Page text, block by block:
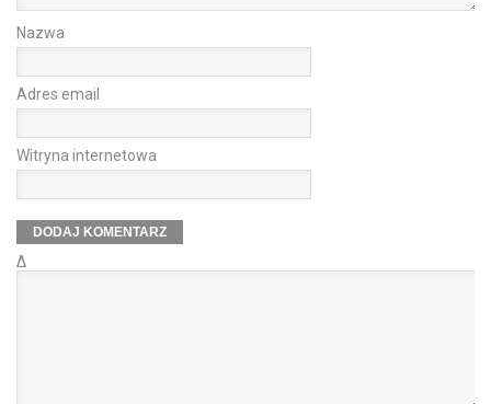
Nazwa
Adres email
Witryna internetowa
Δ